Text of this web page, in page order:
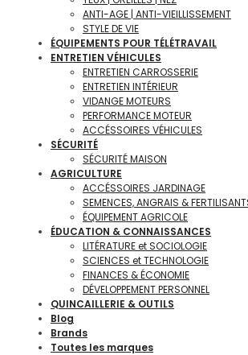
ANTI-AGE | ANTI-VIEILLISSEMENT
STYLE DE VIE
ÉQUIPEMENTS POUR TÉLÉTRAVAIL
ENTRETIEN VÉHICULES
ENTRETIEN CARROSSERIE
ENTRETIEN INTÉRIEUR
VIDANGE MOTEURS
PERFORMANCE MOTEUR
ACCÉSSOIRES VÉHICULES
SÉCURITÉ
SÉCURITÉ MAISON
AGRICULTURE
ACCÉSSOIRES JARDINAGE
SEMENCES, ANGRAIS &
ÉQUIPEMENT AGRICOLE
ÉDUCATION & CONNAISSANCES
LITÉRATURE et SOCIOLOGIE
SCIENCES et TECHNOLOGIE
FINANCES & ÉCONOMIE
DÉVELOPPEMENT PERSONNEL
QUINCAILLERIE & OUTILS
Blog
Brands
Toutes les marques